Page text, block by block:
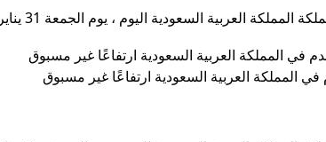
المملكة العربية السعودية ارتفاعًا غير مسبوق